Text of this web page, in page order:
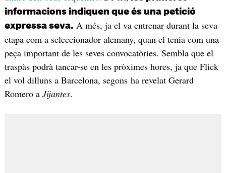
informacions indiquen que és una petició
expressa seva. A més, ja el va entrenar durant la seva
etapa com a seleccionador alemany, quan el tenia com una
peça important de les seves convocatòries. Sembla que el
traspàs podrà tancar-se en les pròximes hores, ja que Flick
el vol dilluns a Barcelona, segons ha revelat Gerard
Romero a Jijantes.